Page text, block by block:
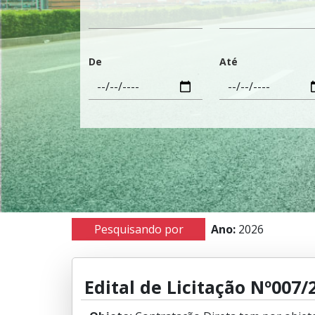
De Até
Pesquisando por Ano: 2026
Edital de Licitação Nº007/